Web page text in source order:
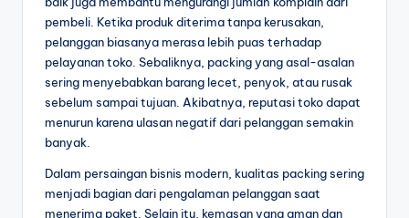
pembeli. Ketika produk diterima tanpa kerusakan,
pelanggan biasanya merasa lebih puas terhadap
pelayanan toko. Sebaliknya, packing yang asal-asalan
sering menyebabkan barang lecet, penyok, atau rusak
sebelum sampai tujuan. Akibatnya, reputasi toko dapat
menurun karena ulasan negatif dari pelanggan semakin
banyak.
Dalam persaingan bisnis modern, kualitas packing sering
menjadi bagian dari pengalaman pelanggan saat
menerima paket. Selain itu, kemasan yang aman dan